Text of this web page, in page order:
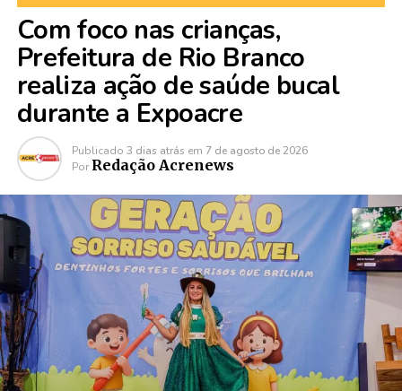
Com foco nas crianças,
Prefeitura de Rio Branco
realiza ação de saúde bucal
durante a Expoacre
Publicado 3 dias atrás em 7 de agosto de 2026
Por Redação Acrenews